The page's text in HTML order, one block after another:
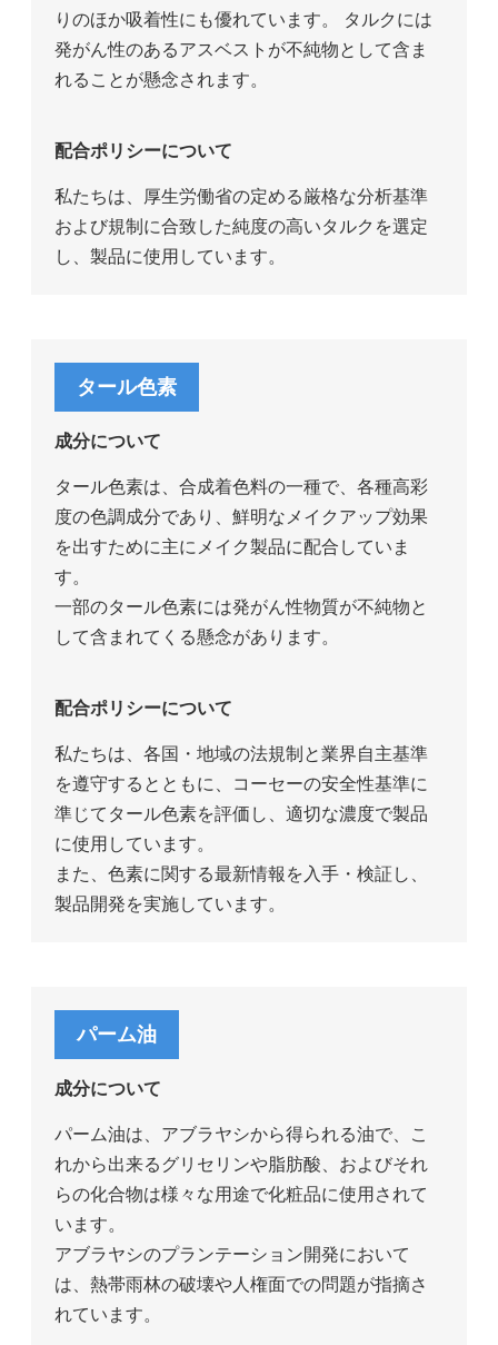
りのほか吸着性にも優れています。 タルクには
発がん性のあるアスベストが不純物として含ま
れることが懸念されます。
配合ポリシーについて
私たちは、厚生労働省の定める厳格な分析基準
および規制に合致した純度の高いタルクを選定
し、製品に使用しています。
タール色素
成分について
タール色素は、合成着色料の一種で、各種高彩
度の色調成分であり、鮮明なメイクアップ効果
を出すために主にメイク製品に配合していま
す。
一部のタール色素には発がん性物質が不純物と
して含まれてくる懸念があります。
配合ポリシーについて
私たちは、各国・地域の法規制と業界自主基準
を遵守するとともに、コーセーの安全性基準に
準じてタール色素を評価し、適切な濃度で製品
に使用しています。
また、色素に関する最新情報を入手・検証し、
製品開発を実施しています。
パーム油
成分について
パーム油は、アブラヤシから得られる油で、こ
れから出来るグリセリンや脂肪酸、およびそれ
らの化合物は様々な用途で化粧品に使用されて
います。
アブラヤシのプランテーション開発において
は、熱帯雨林の破壊や人権面での問題が指摘さ
れています。